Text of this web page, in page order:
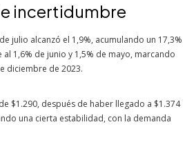
incertidumbre
julio alcanzó el 1,9%, acumulando un 17,3%
1,6% de junio y 1,5% de mayo, marcando
diciembre de 2023.
$1.290, después de haber llegado a $1.374
una cierta estabilidad, con la demanda